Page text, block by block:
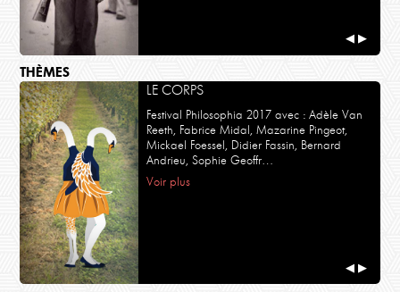
◀ ▶
THÈMES
LE CORPS
Festival Philosophia 2017 avec : Adèle Van
Reeth, Fabrice Midal, Mazarine Pingeot,
Mickael Foessel, Didier Fassin, Bernard
Andrieu, Sophie Geoffr…
Voir plus
◀ ▶